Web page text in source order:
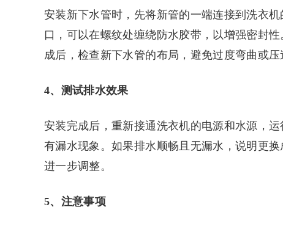
安装新下水管时，先将新管的一端连接到洗衣
口，可以在螺纹处缠绕防水胶带，以增强密封
成后，检查新下水管的布局，避免过度弯曲或压
4、测试排水效果
安装完成后，重新接通洗衣机的电源和水源，
有漏水现象。如果排水顺畅且无漏水，说明更
进一步调整。
5、注意事项